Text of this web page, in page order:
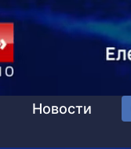
Новости